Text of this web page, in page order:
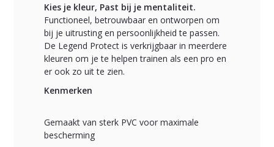
Kies je kleur, Past bij je mentaliteit.
Functioneel, betrouwbaar en ontworpen om
bij je uitrusting en persoonlijkheid te passen.
De Legend Protect is verkrijgbaar in meerdere
kleuren om je te helpen trainen als een pro en
er ook zo uit te zien.
Kenmerken
Gemaakt van sterk PVC voor maximale
bescherming